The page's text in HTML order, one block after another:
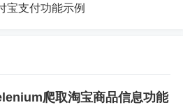
宝支付功能示例
爬取淘宝商品信息功能